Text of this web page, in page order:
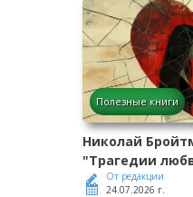
Полезные книги
Николай
"Трагедии
От редакции
24.07.2026 г.